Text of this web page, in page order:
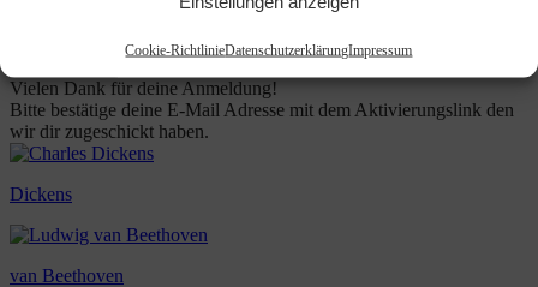
Cookie-RichtlinieDatenschutzerklärungImpressum
Vielen Dank für deine Anmeldung!
Bitte bestätige deine E-Mail Adresse mit dem Aktivierungslink den
wir dir zugeschickt haben.
Dickens
van Beethoven